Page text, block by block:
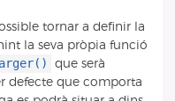
tornar a definir la
la seva pròpia funció
que serà
defecte que comporta